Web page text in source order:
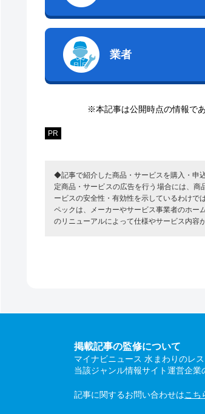
業者
※本記事は公開時点の情報で
PR
◆記事で紹介した商品・サービスを購入・申
定商品・サービスの広告を行う場合には、
ービスの安全性・有効性を示しているわけ
ペックは、メーカーやサービス事業者のホ
のリニューアルによって仕様やサービス内容
掲載記事の監修について
マイナビニュース 水まわりのレ
当該ジャンル情報サイト運営企業
記事に関するお問い合わせはこち